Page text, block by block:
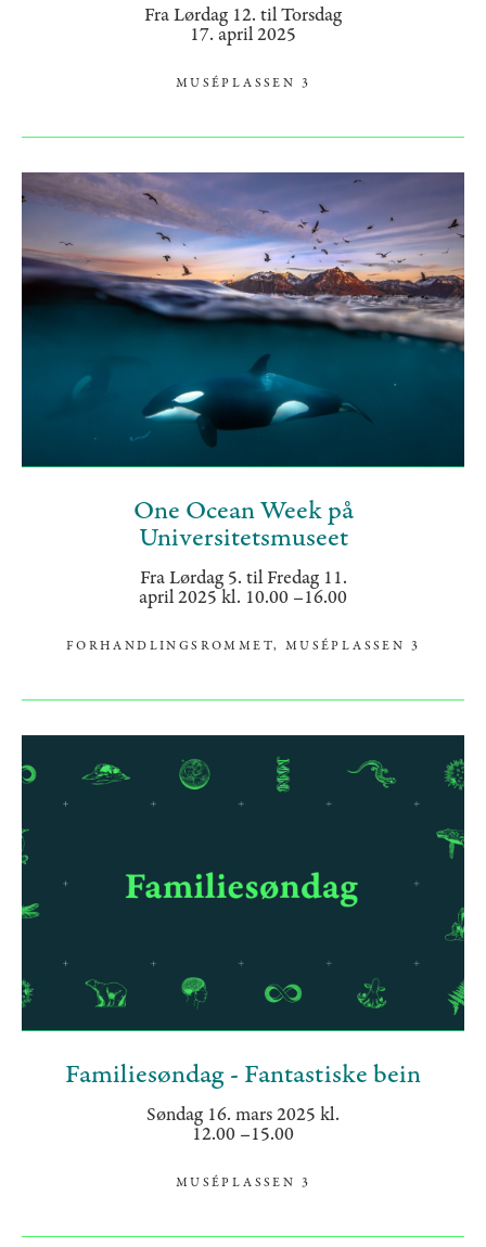
Fra Lørdag 12. til Torsdag
17. april 2025
MUSÉPLASSEN 3
One Ocean Week på
Universitetsmuseet
Fra Lørdag 5. til Fredag 11.
april 2025 kl. 10.00 –16.00
FORHANDLINGSROMMET, MUSÉPLASSEN 3
Familiesøndag - Fantastiske bein
Søndag 16. mars 2025 kl.
12.00 –15.00
MUSÉPLASSEN 3